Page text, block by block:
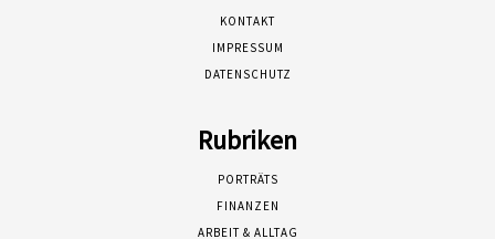
KONTAKT
IMPRESSUM
DATENSCHUTZ
Rubriken
PORTRÄTS
FINANZEN
ARBEIT & ALLTAG